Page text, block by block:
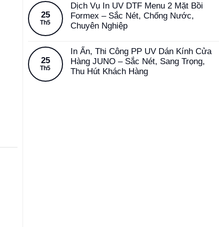
25
Th5
Dịch Vụ In UV DTF Menu 2 Mặt Bồi
Formex – Sắc Nét, Chống Nước,
Chuyên Nghiệp
25
Th5
In Ấn, Thi Công PP UV Dán Kính Cửa
Hàng JUNO – Sắc Nét, Sang Trọng,
Thu Hút Khách Hàng